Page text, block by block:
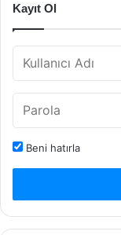
Kayıt Ol
Beni hatırla